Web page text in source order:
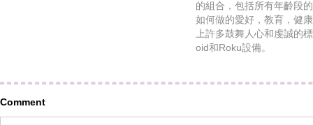
的組合，包括所有年齡段
如何做的愛好，教育，健
上許多鼓舞人心和虔誠的
oid和Roku設備。
Comment